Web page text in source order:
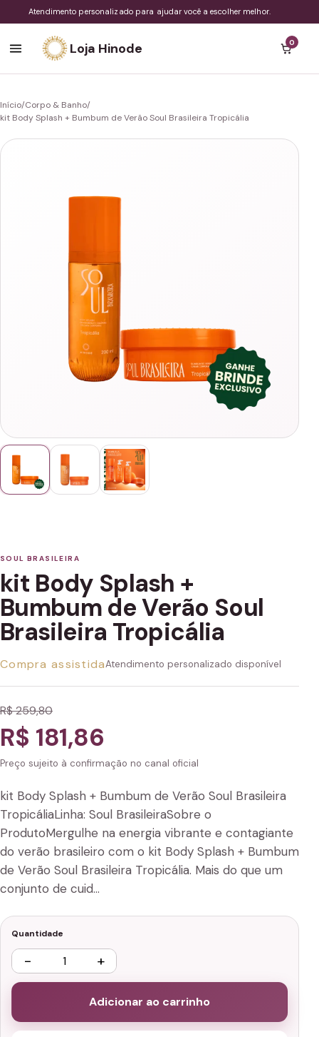
Atendimento personalizado para ajudar você a escolher melhor.
Loja Hinode 0
Início/Corpo & Banho/
kit Body Splash + Bumbum de Verão Soul Brasileira Tropicália
SOUL BRASILEIRA
kit Body Splash +
Bumbum de Verão Soul
Brasileira Tropicália
Compra assistidaAtendimento personalizado disponível
R$ 259,80
R$ 181,86
Preço sujeito à confirmação no canal oficial
kit Body Splash + Bumbum de Verão Soul Brasileira
TropicáliaLinha: Soul BrasileiraSobre o
ProdutoMergulhe na energia vibrante e contagiante
do verão brasileiro com o kit Body Splash + Bumbum
de Verão Soul Brasileira Tropicália. Mais do que um
conjunto de cuid…
Quantidade
− +
Adicionar ao carrinho